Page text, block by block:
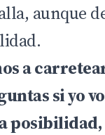
aunque
a
si yo
posibilidad,